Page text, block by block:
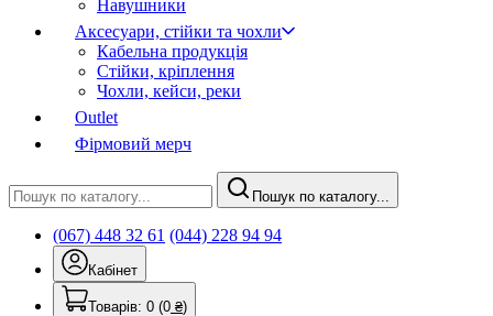
Навушники
Аксесуари, стійки та чохли
Кабельна продукція
Стійки, кріплення
Чохли, кейси, реки
Outlet
Фірмовий мерч
Пошук по каталогу...
(067) 448 32 61 (044) 228 94 94
Кабінет
Товарів: 0 (0 ₴)